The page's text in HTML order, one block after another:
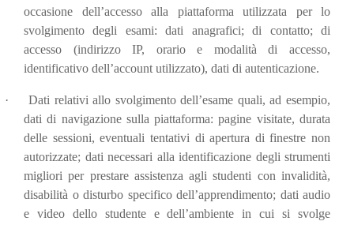
occasione dell’accesso alla piattaforma utilizzata per lo
svolgimento degli esami: dati anagrafici; di contatto; di
accesso (indirizzo IP, orario e modalità di accesso,
identificativo dell’account utilizzato), dati di autenticazione.
·
Dati relativi allo svolgimento dell’esame quali, ad esempio,
dati di navigazione sulla piattaforma: pagine visitate, durata
delle sessioni, eventuali tentativi di apertura di finestre non
autorizzate; dati necessari alla identificazione degli strumenti
migliori per prestare assistenza agli studenti con invalidità,
disabilità o disturbo specifico dell’apprendimento; dati audio
e video dello studente e dell’ambiente in cui si svolge